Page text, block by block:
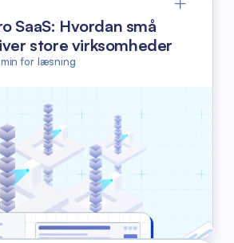
SaaS: Hvordan små
store virksomheder
min for læsning